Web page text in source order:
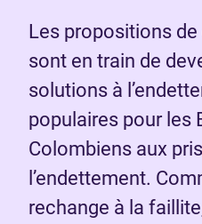
Les propositions
sont en train de
solutions à
populaires pour les
Colombiens aux
l’endettement.
rechange à la